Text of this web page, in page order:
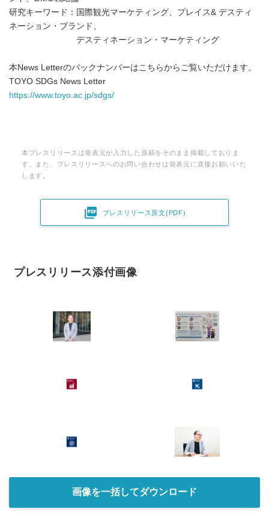
研究キーワード：国際観光マーケティング、プレイス& デスティ
ネーション・ブランド、
デスティネーション・マーケティング
本News Letterのバックナンバーはこちらからご覧いただけます。
TOYO SDGs News Letter
https://www.toyo.ac.jp/sdgs/
本プレスリリースは発表元が入力した原稿をそのまま掲載しておりま
す。また、プレスリリースへのお問い合わせは発表元に直接お願いいた
します。
 プレスリリース原文(PDF)
プレスリリース添付画像
画像を一括してダウンロード